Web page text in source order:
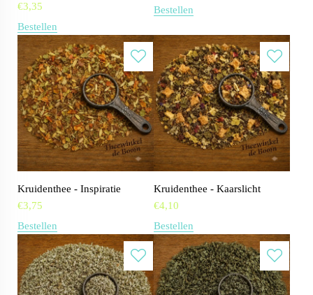
€3,35
Bestellen
Bestellen
Kruidenthee - Inspiratie
€3,75
Bestellen
Kruidenthee - Kaarslicht
€4,10
Bestellen